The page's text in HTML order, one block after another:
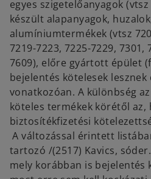
egyes szigetelőanyagok
készült alapanyagok,
alumíniumtermékek (vtsz
7219-7223, 7225-7229, 7301,
7609), előre gyártott épület
bejelentés kötelesek lesznek
vonatkozóan. A különbség
köteles termékek körétől az,
biztosítékfizetési
A változással érintett
tartozó /(2517) Kavics,
mely korábban is bejelentés